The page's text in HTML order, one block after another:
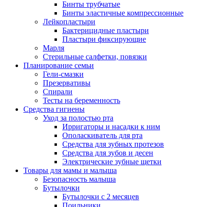
Бинты трубчатые
Бинты эластичные компрессионные
Лейкопластыри
Бактерицидные пластыри
Пластыри фиксирующие
Марля
Стерильные салфетки, повязки
Планирование семьи
Гели-смазки
Презервативы
Спирали
Тесты на беременность
Средства гигиены
Уход за полостью рта
Ирригаторы и насадки к ним
Ополаскиватель для рта
Средства для зубных протезов
Средства для зубов и десен
Электрические зубные щетки
Товары для мамы и малыша
Безопасность малыша
Бутылочки
Бутылочки с 2 месяцев
Поильники